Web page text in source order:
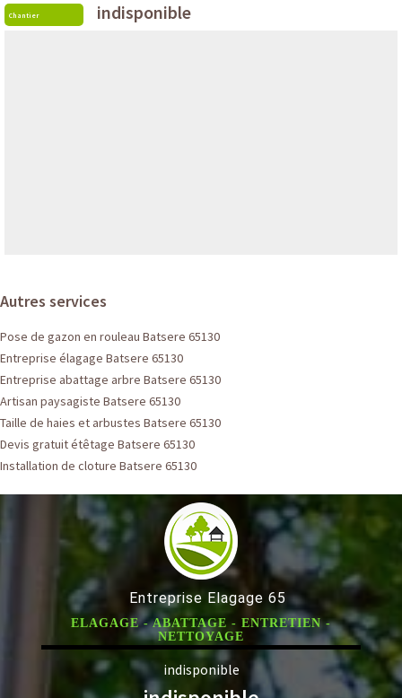
Chantier indisponible
Autres services
Pose de gazon en rouleau Batsere 65130
Entreprise élagage Batsere 65130
Entreprise abattage arbre Batsere 65130
Artisan paysagiste Batsere 65130
Taille de haies et arbustes Batsere 65130
Devis gratuit étêtage Batsere 65130
Installation de cloture Batsere 65130
Entreprise Elagage 65
ELAGAGE - ABATTAGE - ENTRETIEN -
NETTOYAGE
indisponible